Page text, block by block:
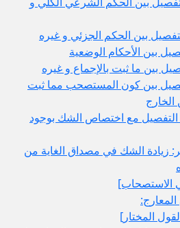
بين الحكم الجزئي و غيره
بين الأحكام الوضعية
بين ما ثبت بالإجماع و غيره
بين كون المستصحب مما ثبت
الخارج
التفصيل مع اختصاص الشك بوجود
زيادة الشك في مصداق الغاية من
الاستصحاب‏]
المختار]